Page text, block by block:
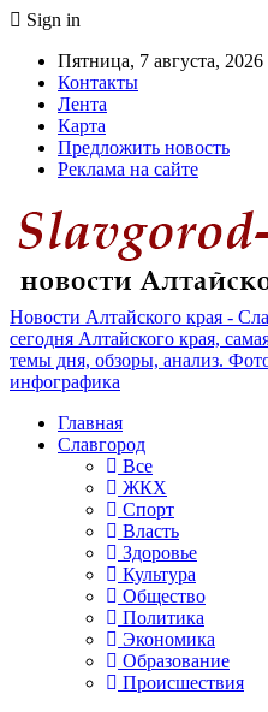
Sign in
Пятница, 7 августа, 2026
Контакты
Лента
Карта
Предложить новость
Реклама на сайте
Новости Алтайского края -
сегодня Алтайского края,
темы дня, обзоры, анализ.
инфографика
Главная
Славгород
Все
ЖКХ
Спорт
Власть
Здоровье
Культура
Общество
Политика
Экономика
Образование
Происшествия